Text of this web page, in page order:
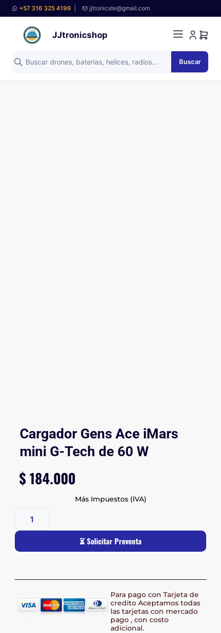
+57 316 325 4199 jjtronicste@gmail.com
JJtronicshop
Buscar
Cargador Gens Ace iMars
mini G-Tech de 60 W
$184.000
Más Impuestos (IVA)
⏳ Solicitar Preventa
Para pago con Tarjeta de
credito Aceptamos todas
las tarjetas con mercado
pago , con costo
adicional.